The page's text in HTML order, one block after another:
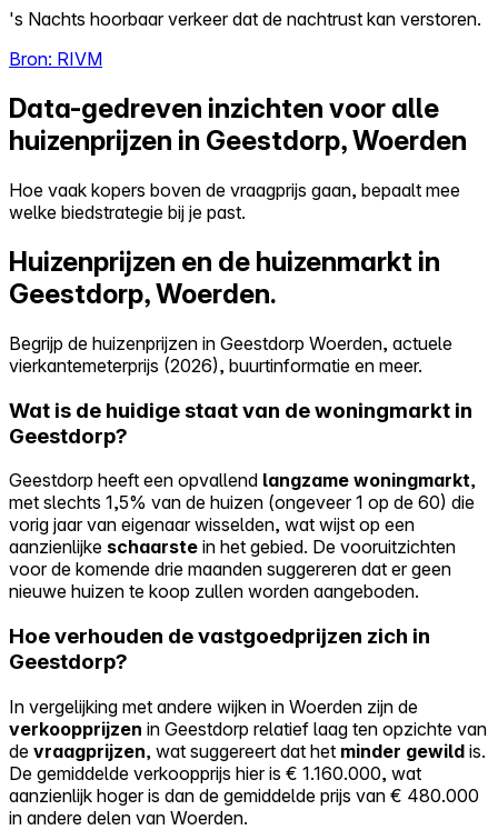
's Nachts hoorbaar verkeer dat de nachtrust kan verstoren.
Bron: RIVM
Data-gedreven inzichten voor alle
huizenprijzen in Geestdorp, Woerden
Hoe vaak kopers boven de vraagprijs gaan, bepaalt mee
welke biedstrategie bij je past.
Huizenprijzen en de huizenmarkt in
Geestdorp, Woerden.
Begrijp de huizenprijzen in Geestdorp Woerden, actuele
vierkantemeterprijs (2026), buurtinformatie en meer.
Wat is de huidige staat van de woningmarkt in
Geestdorp?
Geestdorp heeft een opvallend langzame woningmarkt,
met slechts 1,5% van de huizen (ongeveer 1 op de 60) die
vorig jaar van eigenaar wisselden, wat wijst op een
aanzienlijke schaarste in het gebied. De vooruitzichten
voor de komende drie maanden suggereren dat er geen
nieuwe huizen te koop zullen worden aangeboden.
Hoe verhouden de vastgoedprijzen zich in
Geestdorp?
In vergelijking met andere wijken in Woerden zijn de
verkoopprijzen in Geestdorp relatief laag ten opzichte van
de vraagprijzen, wat suggereert dat het minder gewild is.
De gemiddelde verkoopprijs hier is € 1.160.000, wat
aanzienlijk hoger is dan de gemiddelde prijs van € 480.000
in andere delen van Woerden.